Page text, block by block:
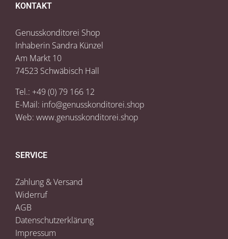
KONTAKT
Genusskonditorei Shop
Inhaberin Sandra Künzel
Am Markt 10
74523 Schwäbisch Hall
Tel.: +49 (0) 79 166 12
E-Mail: info@genusskonditorei.shop
Web: www.genusskonditorei.shop
SERVICE
Zahlung & Versand
Widerruf
AGB
Datenschutzerklärung
Impressum